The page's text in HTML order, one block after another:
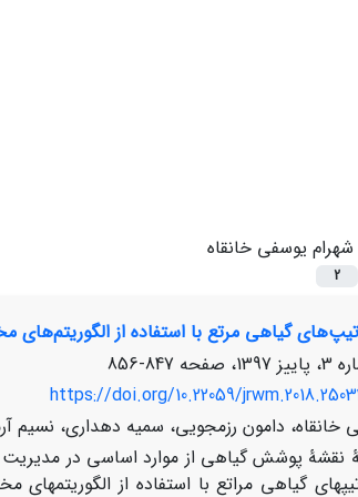
شهرام یوسفی خانقاه
2
گیاهی مرتع با استفاده از الگوریتم‌های
847-856
https://doi.org/10.22059/
خانقاه، دامون رزمجویی، سمیه دهداری، نسیم
نقشۀ پوشش گیاهی از موارد اساسی در مدیریت